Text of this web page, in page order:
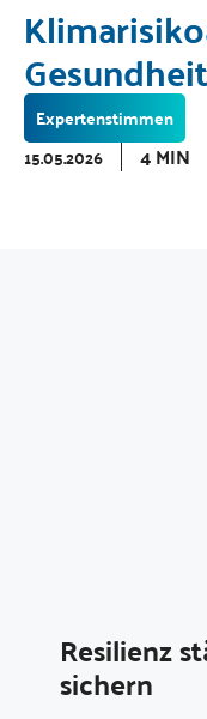
Expertenstimmen
15.05.2026
4 MIN
Resilienz
sichern